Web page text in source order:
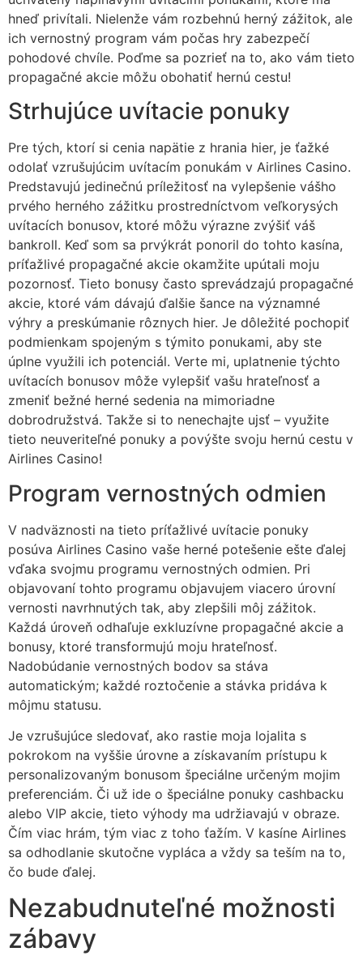
hneď privítali. Nielenže vám rozbehnú herný zážitok, ale
ich vernostný program vám počas hry zabezpečí
pohodové chvíle. Poďme sa pozrieť na to, ako vám tieto
propagačné akcie môžu obohatiť hernú cestu!
Strhujúce uvítacie ponuky
Pre tých, ktorí si cenia napätie z hrania hier, je ťažké
odolať vzrušujúcim uvítacím ponukám v Airlines Casino.
Predstavujú jedinečnú príležitosť na vylepšenie vášho
prvého herného zážitku prostredníctvom veľkorysých
uvítacích bonusov, ktoré môžu výrazne zvýšiť váš
bankroll. Keď som sa prvýkrát ponoril do tohto kasína,
príťažlivé propagačné akcie okamžite upútali moju
pozornosť. Tieto bonusy často sprevádzajú propagačné
akcie, ktoré vám dávajú ďalšie šance na významné
výhry a preskúmanie rôznych hier. Je dôležité pochopiť
podmienkam spojeným s týmito ponukami, aby ste
úplne využili ich potenciál. Verte mi, uplatnenie týchto
uvítacích bonusov môže vylepšiť vašu hrateľnosť a
zmeniť bežné herné sedenia na mimoriadne
dobrodružstvá. Takže si to nenechajte ujsť – využite
tieto neuveriteľné ponuky a povýšte svoju hernú cestu v
Airlines Casino!
Program vernostných odmien
V nadväznosti na tieto príťažlivé uvítacie ponuky
posúva Airlines Casino vaše herné potešenie ešte ďalej
vďaka svojmu programu vernostných odmien. Pri
objavovaní tohto programu objavujem viacero úrovní
vernosti navrhnutých tak, aby zlepšili môj zážitok.
Každá úroveň odhaľuje exkluzívne propagačné akcie a
bonusy, ktoré transformujú moju hrateľnosť.
Nadobúdanie vernostných bodov sa stáva
automatickým; každé roztočenie a stávka pridáva k
môjmu statusu.
Je vzrušujúce sledovať, ako rastie moja lojalita s
pokrokom na vyššie úrovne a získavaním prístupu k
personalizovaným bonusom špeciálne určeným mojim
preferenciám. Či už ide o špeciálne ponuky cashbacku
alebo VIP akcie, tieto výhody ma udržiavajú v obraze.
Čím viac hrám, tým viac z toho ťažím. V kasíne Airlines
sa odhodlanie skutočne vypláca a vždy sa teším na to,
čo bude ďalej.
Nezabudnuteľné možnosti
zábavy